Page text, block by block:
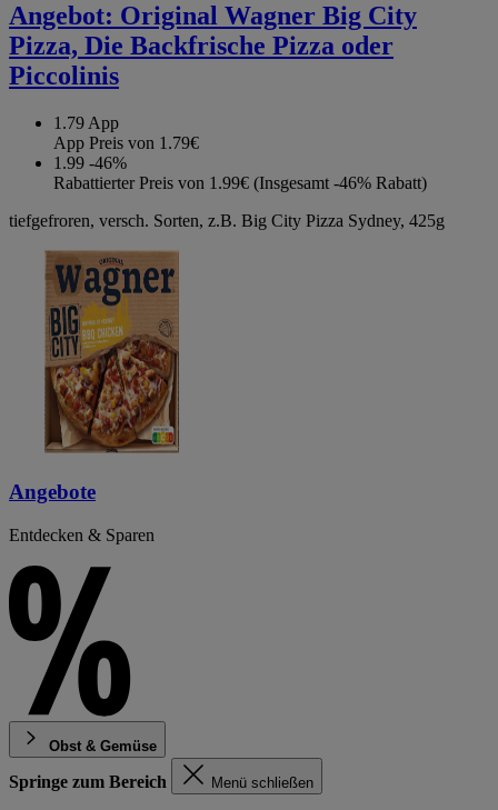
Angebot: Original Wagner Big City
Pizza, Die Backfrische Pizza oder
Piccolinis
1.79 App
App Preis von 1.79€
1.99 -46%
Rabattierter Preis von 1.99€ (Insgesamt -46% Rabatt)
tiefgefroren, versch. Sorten, z.B. Big City Pizza Sydney, 425g
Angebote
Entdecken & Sparen
Obst & Gemüse
Springe zum Bereich Menü schließen